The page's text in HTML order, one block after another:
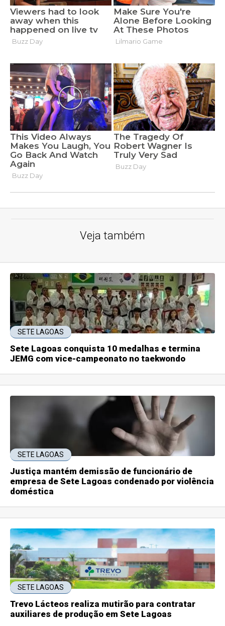
Veja também
SETE LAGOAS
Sete Lagoas conquista 10 medalhas e termina
JEMG com vice-campeonato no taekwondo
SETE LAGOAS
Justiça mantém demissão de funcionário de
empresa de Sete Lagoas condenado por violência
doméstica
SETE LAGOAS
Trevo Lácteos realiza mutirão para contratar
auxiliares de produção em Sete Lagoas